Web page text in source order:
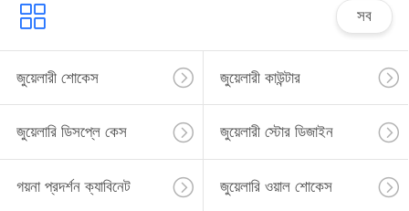
সব
জুয়েলারী শোকেস জুয়েলারী কাউন্টার
জুয়েলারি ডিসপ্লে কেস জুয়েলারী স্টোর ডিজাইন
গয়না প্রদর্শন ক্যাবিনেট জুয়েলারি ওয়াল শোকেস